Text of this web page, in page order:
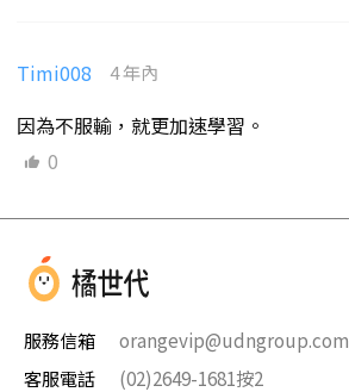
Timi008 4 年內
因為不服輸，就更加速學習。
0
服務信箱
orangevip@udngroup.com
客服電話
(02)2649-1681按2